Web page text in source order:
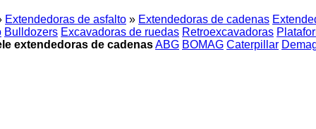
Extendedoras de asfalto » Extendedoras de cadenas
Bulldozers Excavadoras de ruedas Retroexcavadoras
extendedoras de cadenasABG BOMAG Caterpillar